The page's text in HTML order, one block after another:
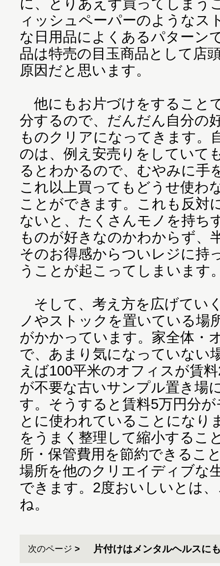
ィッシュペーパーのようなス
な日用品によくあるパターン
品は特売の目玉商品として店
原因だと思います。
他にもお片づけをすること
分するので、だんだん自分の
ものクリアになってきます。
のは、例え安売りをしていて
るとわかるので、むやみに手
これ以上買ってもどうせ使わ
ことができます。これも反対
ないと、たくさんモノを持ち
ものが好きなのかわからず、
そのお得感からついレジに持
うことが起こってしまいます
そして、考え方を広げてい
ノやストックを置いている場
がかかっています。家全体・
で、あまり気になっていない
えば100平米のオフィスが賃
が不要な古いサンプル置き場
す。そうすると賃料5万円分
とに使われていることになり
をうまく整理して縮小するこ
所・保管費用を節約できるこ
場所を他のクリエイディブな
できます。2度おいしいとは
ね。
次のページ 片付けはメンタルヘルスに